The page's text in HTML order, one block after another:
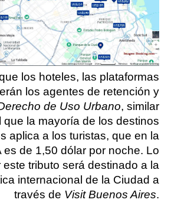
los hoteles, las plataformas
los agentes de retención y
de Uso Urbano, similar
que la mayoría de los destinos
aplica a los turistas, que en la
es de 1,50 dólar por noche. Lo
tributo será destinado a la
internacional de la Ciudad a
través de Visit Buenos Aires.